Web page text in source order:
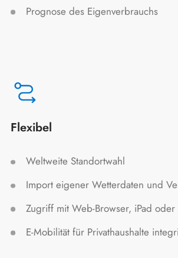
Prognose des Eigenverbrauchs
Flexibel
Weltweite Standortwahl
Import eigener Wetterdaten und
Zugriff mit Web-Browser, iPad
E-Mobilität für Privathaushalte